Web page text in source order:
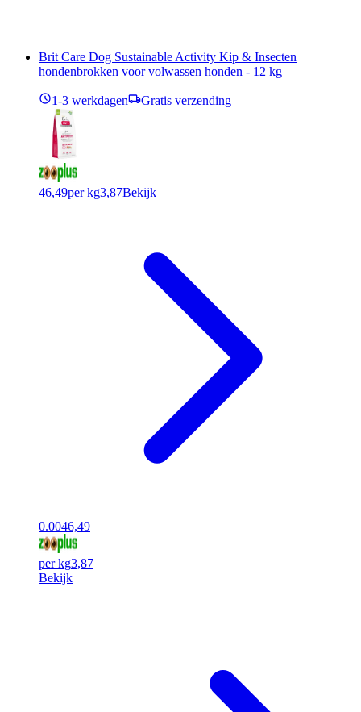
Brit Care Dog Sustainable Activity Kip & Insecten
hondenbrokken voor volwassen honden - 12 kg
1-3 werkdagen Gratis verzending
46,49per kg3,87Bekijk
0.0046,49
per kg3,87
Bekijk